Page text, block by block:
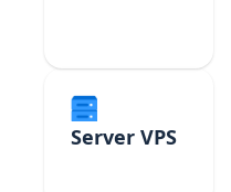
Server VPS